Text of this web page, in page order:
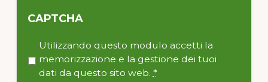
CAPTCHA
r
Utilizzando questo modulo accetti la
memorizzazione e la gestione dei tuoi
dati da questo sito web. *